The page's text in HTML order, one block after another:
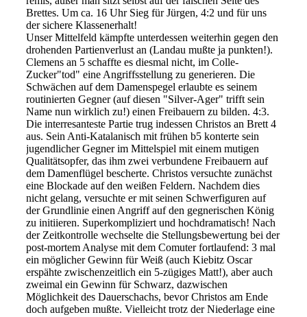
Brettes. Um ca. 16 Uhr Sieg für Jürgen, 4:2 und für uns
der sichere Klassenerhalt!
Unser Mittelfeld kämpfte unterdessen weiterhin gegen den
drohenden Partienverlust an (Landau mußte ja punkten!).
Clemens an 5 schaffte es diesmal nicht, im Colle-
Zucker"tod" eine Angriffsstellung zu generieren. Die
Schwächen auf dem Damenspegel erlaubte es seinem
routinierten Gegner (auf diesen "Silver-Ager" trifft sein
Name nun wirklich zu!) einen Freibauern zu bilden. 4:3.
Die interresanteste Partie trug indessen Christos an Brett 4
aus. Sein Anti-Katalanisch mit frühen b5 konterte sein
jugendlicher Gegner im Mittelspiel mit einem mutigen
Qualitätsopfer, das ihm zwei verbundene Freibauern auf
dem Damenflügel bescherte. Christos versuchte zunächst
eine Blockade auf den weißen Feldern. Nachdem dies
nicht gelang, versuchte er mit seinen Schwerfiguren auf
der Grundlinie einen Angriff auf den gegnerischen König
zu initiieren. Superkompliziert und hochdramatisch! Nach
der Zeitkontrolle wechselte die Stellungsbewertung bei der
post-mortem Analyse mit dem Comuter fortlaufend: 3 mal
ein möglicher Gewinn für Weiß (auch Kiebitz Oscar
erspähte zwischenzeitlich ein 5-zügiges Matt!), aber auch
zweimal ein Gewinn für Schwarz, dazwischen
Möglichkeit des Dauerschachs, bevor Christos am Ende
doch aufgeben mußte. Vielleicht trotz der Niederlage eine